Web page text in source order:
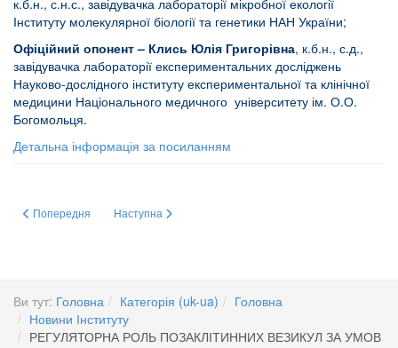
к.б.н., с.н.с., завідувачка лабораторії мікробної екології
Інституту молекулярної біології та генетики НАН України;
Офіційний опонент – Клись Юлія Григорівна, к.б.н., с.д.,
завідувачка лабораторії експериментальних досліджень
Науково-дослідного інституту експериментальної та клінічної
медицини Національного медичного університету ім. О.О.
Богомольця.
Детальна інформація за посиланням
Попередня стаття: Співпраця з Державним закладом «Науково-
Попередня Наступна стаття: Інтерв’ю академіка НАН України
Наступна
Ви тут: Головна Категорія (uk-ua)
Головна
Новини Інституту
РЕГУЛЯТОРНА РОЛЬ ПОЗАКЛІТИННИХ ВЕЗИКУЛ ЗА УМОВ